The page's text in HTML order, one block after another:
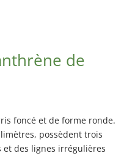
de
foncé et de forme ronde.
possèdent trois
et des lignes irrégulières